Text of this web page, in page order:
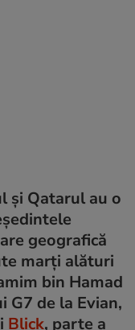
și Qatarul au o
geografică
marți alături
bin Hamad
G7 de la Evian,
Blick, parte a